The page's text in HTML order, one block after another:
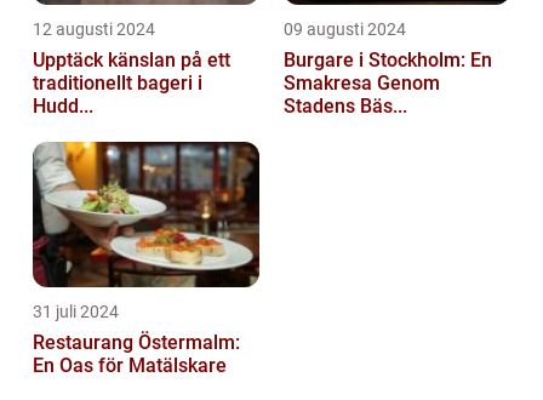
12 augusti 2024
Upptäck känslan på ett
traditionellt bageri i
Hudd...
09 augusti 2024
Burgare i Stockholm: En
Smakresa Genom
Stadens Bäs...
31 juli 2024
Restaurang Östermalm:
En Oas för Matälskare